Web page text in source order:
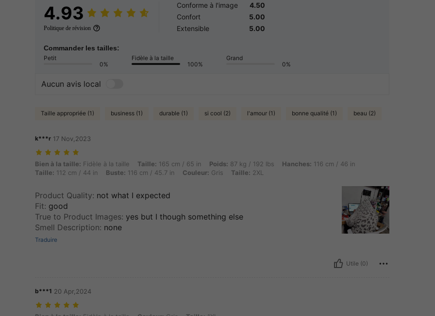
4.93
Politique de révision
Conforme à l'image
4.50
Confort
5.00
Extensible
5.00
Commander les tailles:
Petit
0%
Fidèle à la taille
100%
Grand
0%
Aucun avis local
Taille appropriée (1) business (1) durable (1) si cool (2) l'amour (1) bonne qualité (1) beau (2)
k***r 17 Nov,2023
Bien à la taille: Fidèle à la taille, Taille: 165 cm / 65 in, Poids: 87 kg / 192 lbs, Hanches: 116 cm / 46 in, Taille: 112 cm / 44 in, Buste: 116 cm / 45.7 in,
Bien à la taille: Fidèle à la taille Taille: 165 cm / 65 in Poids: 87 kg / 192 lbs Hanches: 116 cm / 46 in
Taille: 112 cm / 44 in Buste: 116 cm / 45.7 in Couleur: Gris Taille: 2XL
Product Quality: not what I expected
Fit: good
True to Product Images: yes but I though something else
Smell Description: none
Traduire
Utile (0)
b***1 20 Apr,2024